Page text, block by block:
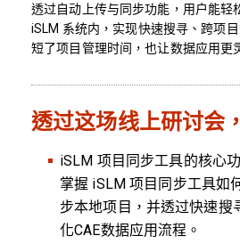
透过自动上传与同步功能，用户能轻
iSLM 系统内，实现快速搜寻、跨项
短了项目管理时间，也让数据应用更
透过这场线上研讨会
iSLM 项目同步工具的核心
掌握 iSLM 项目同步工具如
步本地项目，并透过快速搜
化CAE数据应用流程。